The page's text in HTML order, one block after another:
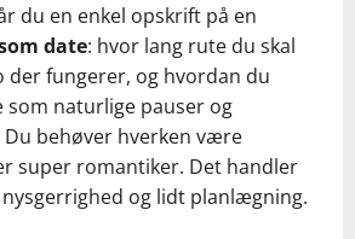
du en enkel opskrift på en
date: hvor lang rute du skal
der fungerer, og hvordan du
naturlige pauser og
behøver hverken være
super romantiker. Det handler
og lidt planlægning.